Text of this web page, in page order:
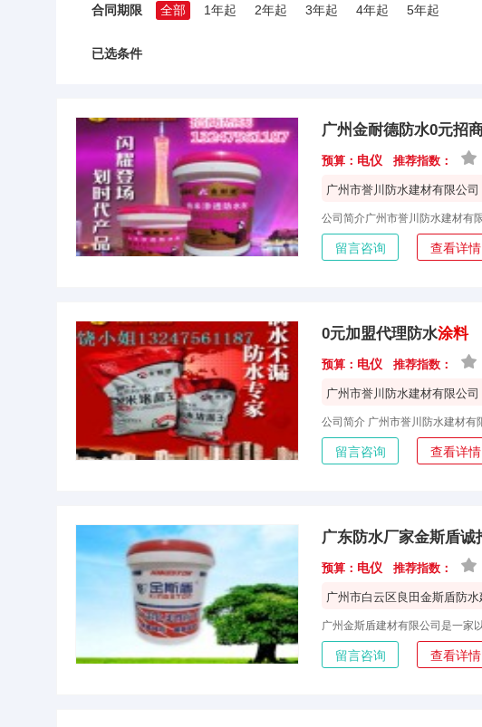
合同期限 全部 1年起 2年起 3年起 4年起 5年起
已选条件
广州金耐德防水0元招
预算： 电仪 推荐指数：
广州市誉川防水建材有限公司
留言咨询 查看详情
0元加盟代理防水涂料
预算： 电仪 推荐指数：
广州市誉川防水建材有限公司
留言咨询 查看详情
广东防水厂家金斯盾诚
预算： 电仪 推荐指数：
广州市白云区良田金斯盾防
留言咨询 查看详情